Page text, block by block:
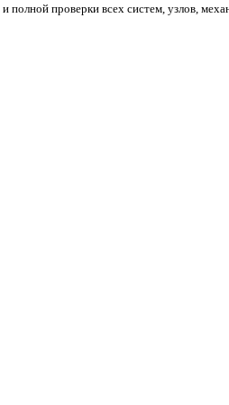
проверки всех систем, узлов,